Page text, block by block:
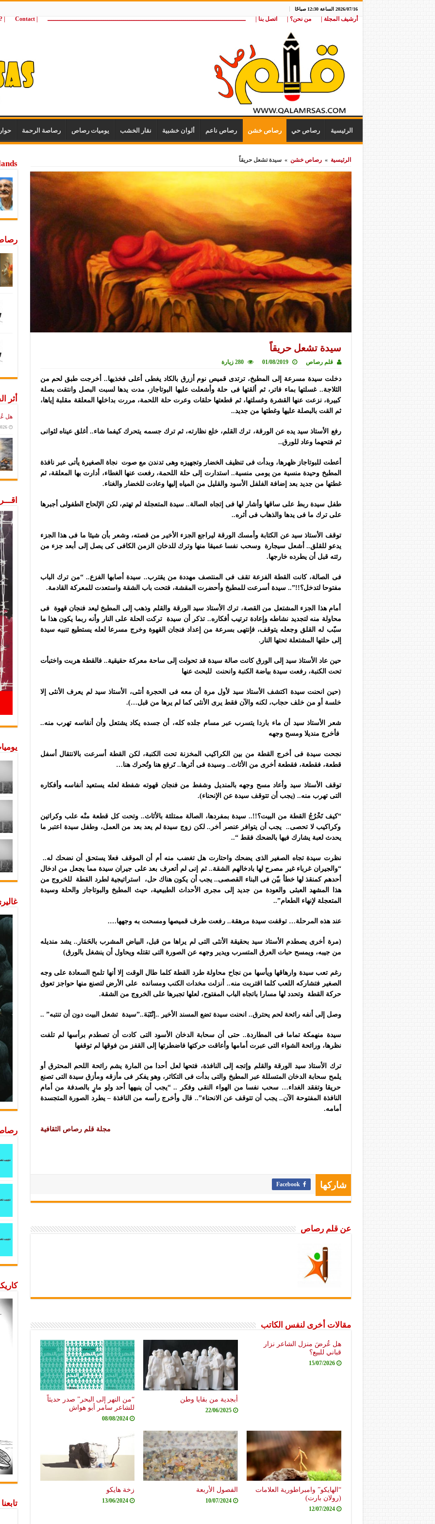
2026/07/16 الساعة 12:30 صباحًا
أرشيف المجلة | من نحن؟ | اتصل بنا | ــــــــــــــــــــــــــــــــــــــــــــــــــــــــــــــــــــــــــــــــــــــــــــــــــــــ | Contact
wij
الرئيسية رصاص حي رصاص خشن رصاص ناعم ألوان خشبية نقار الخشب يوميات رصاص رصاصة الرحمة
الرئيسية » رصاص خشن » سيدة تشعل حريقاً
سيدة تشعل حريقاً
قلم رصاص 01/08/2019 280 زيارة
دخلت سيدة مسرعة إلى المطبخ، ترتدى قميص نوم أزرق بالكاد يغطى أعلى فخذيها.. أخرجت طبق لحم من
الثلاجة.. غسلتها بماء فاتر، ثم ألقتها فى حلة وأشعلت عليها البوتاجاز، مدت يدها لسبت البصل وانتقت بصلة
كبيرة، نزعت عنها القشرة وغسلتها، ثم قطعتها حلقات وعرت حلة اللحمة، مررت بداخلها المعلقة مقلبة إياها،
ثم القت بالبصلة عليها وغطتها من جديد..
رفع الأستاذ سيد يده عن الورقة، ترك القلم، خلع نظارته، ثم ترك جسمه يتحرك كيفما شاء.. أغلق عيناه لثوانى
ثم فتحهما وعاد للورق..
أعطت للبوتاجاز ظهرها، وبدأت فى تنظيف الخضار وتجهيزه وهى تدندن مع صوت نجاة الصغيرة يأتى عبر نافذة
المطبخ وحيدة منسية من يومى منسية.. استدارت إلى حلة اللحمة، رفعت عنها الغطاء، أدارت بها المعلقة، ثم
غطتها من جديد بعد إضافة الفلفل الأسود والقليل من المياه إليها وعادت للخضار والغناء.
طفل سيدة ربط على ساقها وأشار لها فى إتجاه الصالة.. سيدة المتعجلة لم تهتم، لكن الإلحاح الطفولى أجبرها
على ترك ما فى يدها والذهاب فى أثره..
توقف الأستاذ سيد عن الكتابة وأمسك الورقة ليراجع الجزء الأخير من قصته، وشعر بأن شيئا ما فى هذا الجزء
يدعو للقلق.. أشعل سيجارة وسحب نفسا عميقا منها وترك للدخان الزمن الكافى كى يصل إلى أبعد جزء من
رئته قبل أن يطرده خارجها.
فى الصالة، كانت القطة الفزعة تقف فى المنتصف مهددة من يقترب.. سيدة أصابها الفزع.. “من ترك الباب
مفتوحا لتدخل؟!!”.. سيدة أسرعت للمطبخ وأحضرت المقشة، فتحت باب الشقة واستعدت للمعركة القادمة.
أمام هذا الجزء المشتعل من القصة، ترك الأستاذ سيد الورقة والقلم وذهب إلى المطبخ ليعد فنجان قهوة فى
محاولة منه لتجديد نشاطه وإعادة ترتيب أفكاره.. تذكر أن سيدة تركت الحلة على النار وأنه ربما يكون هذا ما
سبّب له القلق وجعله يتوقف، فإنتهى بسرعة من إعداد فنجان القهوة وخرج مسرعا لعله يستطيع تنبيه سيدة
إلى حلتها المشتعلة تحتها النار.
حين عاد الأستاذ سيد إلى الورق كانت صالة سيدة قد تحولت إلى ساحة معركة حقيقية.. فالقطة هربت واختبأت
تحت الكنبة، رفعت سيدة بياضة الكنبة وانحنت للبحث عنها
(حين انحنت سيدة اكتشف الأستاذ سيد لأول مرة أن معه فى الحجرة أنثى، الأستاذ سيد لم يعرف الأنثى إلا
خلسة أو من خلف حجاب، لكنه والآن فقط يرى الأنثى كما لم يرها من قبل…).
شعر الأستاذ سيد أن ماء باردا يتسرب عبر مسام جلده كله، أن جسده يكاد يشتعل وأن أنفاسه تهرب منه..
فأخرج منديلا ومسح وجهه
نجحت سيدة فى أخرج القطة من بين الكراكيب المخزنة تحت الكنبة، لكن القطة أسرعت بالانتقال أسفل
قطعة، فقطعة، فقطعة أخرى من الأثاث.. وسيدة فى أثرها.. تَرفع هنا وتُحرك هنا…
توقف الأستاذ سيد وأعاد مسح وجهه بالمنديل وشفط من فنجان قهوته شفطة لعله يستعيد أنفاسه وأفكاره
التى تهرب منه.. (يجب أن تتوقف سيدة عن الإنحناء).
“كيف تَخْرُجُ القطة من البيت؟!!.. سيدة بمفردها، الصالة ممتلئة بالأثاث.. وتحت كل قطعة منْه علب وكراتين
وكراكيب لا تحصى.. يجب أن يتوافر عنصر أخر.. لكن زوج سيدة لم يعد بعد من العمل، وطفل سيدة اعتبر ما
يحدث لعبة يشارك فيها بالضحك فقط “..
نظرت سيدة تجاه الصغير الذى يضحك واحتارت هل تغضب منه أم أن الموقف فعلا يستحق أن نضحك له..
“والجيران غرباء غير مصرح لها بادخالهم الشقة.. ثم إنى لم أتعرف بعد على جيران سيدة مما يجعل من ادخال
أحدهم كمنقذ لها خطأ بيّن فى البناء القصصى.. يجب أن يكون هناك حل، استراتيجية لطرد القطة للخروج من
هذا المشهد العبثى والعودة من جديد إلى مجرى الأحداث الطبيعية، حيث المطبخ والبوتاجاز والحلة وسيدة
المتعجلة لإنهاء الطعام”..
عند هذه المرحلة… توقفت سيدة مرهقة.. رفعت طرف قميصها ومسحت به وجهها….
(مرة أخرى يصطدم الأستاذ سيد بحقيقة الأنثى التى لم يراها من قبل، البياض المشرب بالحَمَار.. يشد منديله
من جيبه، ويمسح حبات العرق المتسرب ويدير وجهه عن الصورة التى تقتله ويحاول أن ينشغل بالورق)
رغم تعب سيدة وارهاقها ويأسها من نجاح محاولة طرد القطة كلما طال الوقت إلا أنها تلمح السعادة على وجه
الصغير فتشاركه اللعب كلما اقتربت منه.. أنزلت مخدات الكنب ومسانده على الأرض لتصنع منها حواجز تعوق
حركة القطة وتحدد لها مسارا باتجاه الباب المفتوح، لعلها تجبرها على الخروج من الشقة.
وصل إلى أنفه رائحة لحم يحترق.. انحنت سيدة تضع المسند الأخير ..إنْتَبَهَ..”سيدة تشعل البيت دون أن تنتبه” ..
سيدة منهمكة تماما فى المطاردة.. حتى أن سحابة الدخان الأسود التى كادت أن تصطدم برأسها لم تلفت
نظرها، ورائحة الشواء التى عبرت أمامها وأعاقت حركتها فاضطرتها إلى القفز من فوقها لم توقفها
ترك الأستاذ سيد الورقة والقلم وإتجه إلى النافذة، فتحها لعل أحدا من المارة يشم رائحة اللحم المحترق أو
يلمح سحابة الدخان المتسللة عبر المطبخ والتى بدأت فى التكاثر، وهو يفكر فى مأزقه ومأزق سيدة التى تصنع
حريقا وتفقد الغداء… سحب نفسا من الهواء النقى وفكر .. “يجب أن ينبهها أحد ولو مارٍ بالصدفة من أمام
النافذة المفتوحة الآن.. يجب أن تتوقف عن الانحناء”.. قال وأخرج رأسه من النافذة – يطرد الصورة المتجسدة
أمامه.
مجلة قلم رصاص الثقافية
شاركها Facebook
عن قلم رصاص
مقالات أخرى لنفس الكاتب
هل عُرضَ منزل الشاعر نزار
قباني للبيع؟
15/07/2026
أبجدية من بقايا وطن
22/06/2025
“من النهر إلى البحر” صدر حديثاً
للشاعر سامر أبو هواش
08/08/2024
“الهايكو” وامبراطورية العلامات
(رولان بارت)
12/07/2024
الفصول الأربعة
10/07/2024
زخة هايكو
13/06/2024
أثر
هل